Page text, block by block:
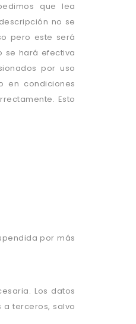
que lea
no se
pero este será
se hará efectiva
por uso
en condiciones
Esto
por más
Los datos
terceros, salvo